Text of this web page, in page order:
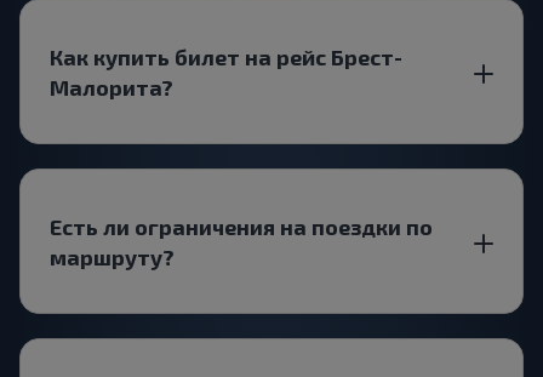
Как купить билет на рейс Брест-
Малорита?
Есть ли ограничения на поездки по
маршруту?